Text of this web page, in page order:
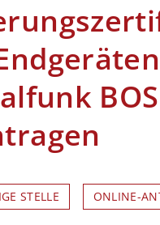
BOS
STELLE ONLINE-